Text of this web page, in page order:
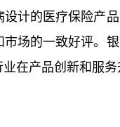
计的医疗保险产
场的一致好评。
在产品创新和服务